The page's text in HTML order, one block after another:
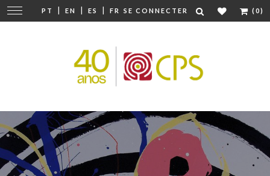
PT | EN | ES | FR SE CONNECTER (0)
Modifier
la